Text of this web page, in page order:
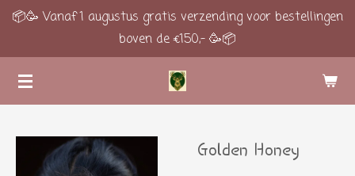
Ga
de
hoofdinhoud
📦🥳 Vanaf 1 augustus gratis verzending voor bestellingen
boven de €150,- 🥳📦
Golden Honey